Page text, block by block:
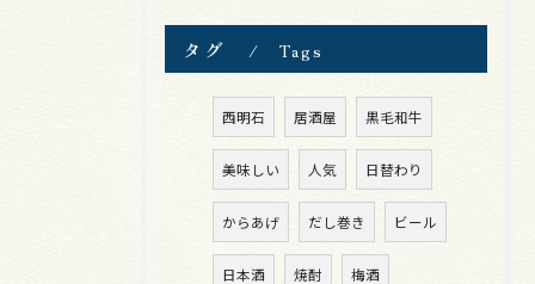
タグ Tags
西明石 居酒屋 黒毛和牛
美味しい 人気 日替わり
からあげ だし巻き ビール
日本酒 焼酎 梅酒